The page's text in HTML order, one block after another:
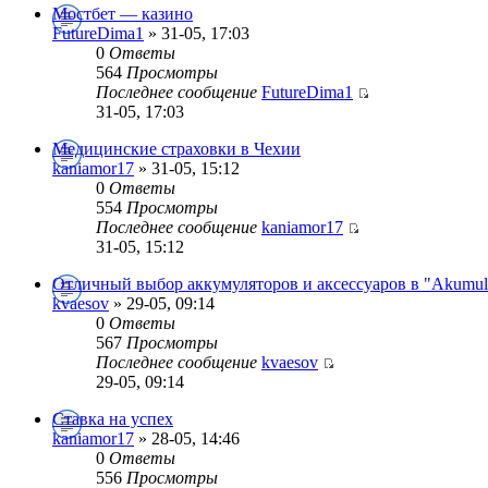
Мостбет — казино
FutureDima1 » 31-05, 17:03
0 Ответы
564 Просмотры
Последнее сообщение FutureDima1
31-05, 17:03
Медицинские страховки в Чехии
kaniamor17 » 31-05, 15:12
0 Ответы
554 Просмотры
Последнее сообщение kaniamor17
31-05, 15:12
Отличный выбор аккумуляторов и аксессуаров в
kvaesov » 29-05, 09:14
0 Ответы
567 Просмотры
Последнее сообщение kvaesov
29-05, 09:14
Ставка на успех
kaniamor17 » 28-05, 14:46
0 Ответы
556 Просмотры